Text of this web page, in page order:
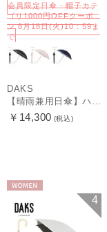
会員限定日傘・帽子カテ
ゴリ1000円OFFクーポ
ン 8月18日(火)10：59ま
で
DAKS
【晴雨兼用日傘】ハウスチェック×オーガンジーレース 遮光率99.99％以上 UV99%以上 軽量 日本製
￥14,300 (税込)
4